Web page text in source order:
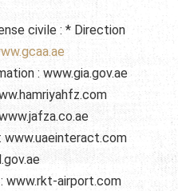
civile : * Direction
: www.gia.gov.ae
www.uaeinteract.com
: www.rkt-airport.com